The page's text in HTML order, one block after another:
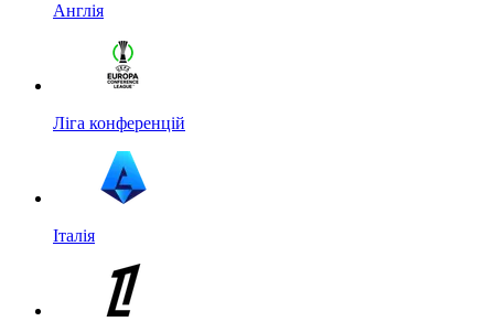
Англія
Ліга конференцій
Італія